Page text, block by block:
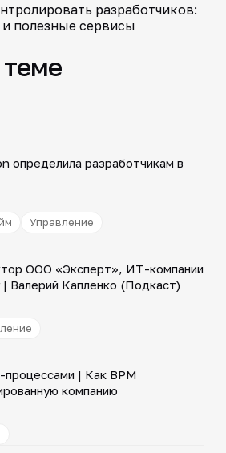
разработчиков:
полезные сервисы
определила разработчикам в
Управление
ООО «Эксперт», ИТ-компании
Валерий Капленко (Подкаст)
процессами | Как BPM
компанию